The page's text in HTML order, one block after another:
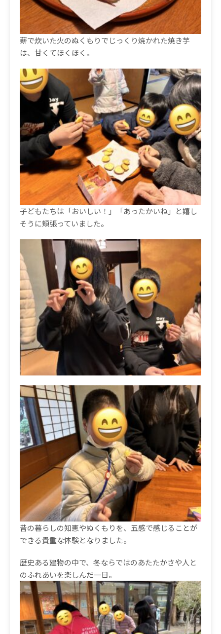
薪で炊いた火のぬくもりでじっくり焼かれた焼き芋
は、甘くてほくほく。
子どもたちは「おいしい！」「あったかいね」と嬉し
そうに頬張っていました。
昔の暮らしの知恵やぬくもりを、五感で感じることが
できる貴重な体験となりました。
歴史ある建物の中で、冬ならではのあたたかさや人と
のふれあいを楽しんだ一日。